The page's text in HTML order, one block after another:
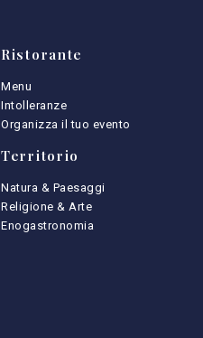
Ristorante
Menu
Intolleranze
Organizza il tuo evento
Territorio
Natura & Paesaggi
Religione & Arte
Enogastronomia